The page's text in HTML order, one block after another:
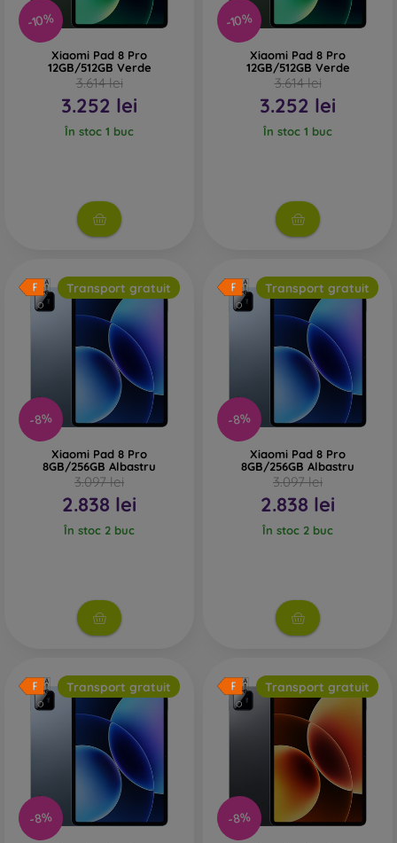
-10%
Xiaomi Pad 8 Pro
12GB/512GB Verde
3.614 lei
3.252 lei
În stoc 1 buc
-10%
Xiaomi Pad 8 Pro
12GB/512GB Verde
3.614 lei
3.252 lei
În stoc 1 buc
-8%
Transport gratuit
Xiaomi Pad 8 Pro
8GB/256GB Albastru
3.097 lei
2.838 lei
În stoc 2 buc
-8%
Transport gratuit
Xiaomi Pad 8 Pro
8GB/256GB Albastru
3.097 lei
2.838 lei
În stoc 2 buc
-8%
Transport gratuit
-8%
Transport gratuit